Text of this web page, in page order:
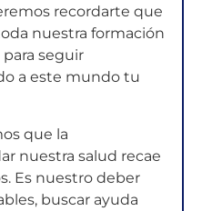
recordarte que
nuestra formación
seguir
a este mundo tu
que la
nuestra salud recae
Es nuestro deber
buscar ayuda